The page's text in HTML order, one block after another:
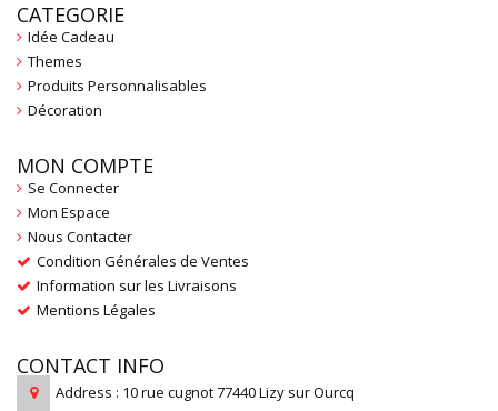
CATEGORIE
Idée Cadeau
Themes
Produits Personnalisables
Décoration
MON COMPTE
Se Connecter
Mon Espace
Nous Contacter
Condition Générales de Ventes
Information sur les Livraisons
Mentions Légales
CONTACT INFO
Address : 10 rue cugnot 77440 Lizy sur Ourcq